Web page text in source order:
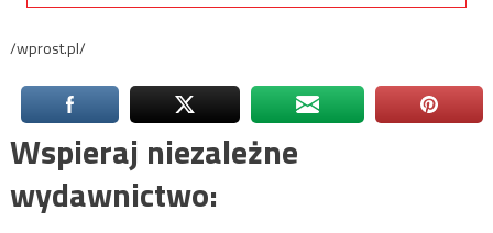
/wprost.pl/
Wspieraj niezależne
wydawnictwo: